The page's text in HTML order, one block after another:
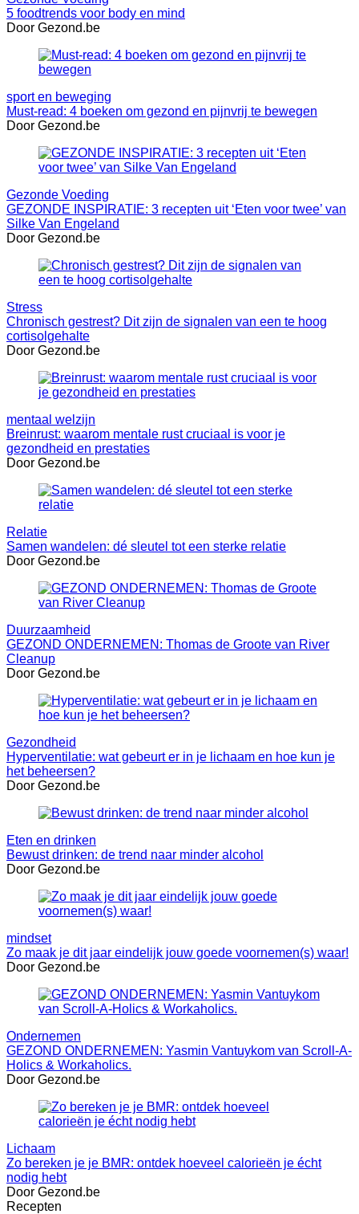
5 foodtrends voor body en mind
Door Gezond.be
sport en beweging
Must-read: 4 boeken om gezond en pijnvrij te bewegen
Door Gezond.be
Gezonde Voeding
GEZONDE INSPIRATIE: 3 recepten uit ‘Eten voor twee’ van
Silke Van Engeland
Door Gezond.be
Stress
Chronisch gestrest? Dit zijn de signalen van een te hoog
cortisolgehalte
Door Gezond.be
mentaal welzijn
Breinrust: waarom mentale rust cruciaal is voor je
gezondheid en prestaties
Door Gezond.be
Relatie
Samen wandelen: dé sleutel tot een sterke relatie
Door Gezond.be
Duurzaamheid
GEZOND ONDERNEMEN: Thomas de Groote van River
Cleanup
Door Gezond.be
Gezondheid
Hyperventilatie: wat gebeurt er in je lichaam en hoe kun je
het beheersen?
Door Gezond.be
Eten en drinken
Bewust drinken: de trend naar minder alcohol
Door Gezond.be
mindset
Zo maak je dit jaar eindelijk jouw goede voornemen(s) waar!
Door Gezond.be
Ondernemen
GEZOND ONDERNEMEN: Yasmin Vantuykom van Scroll-A-
Holics & Workaholics.
Door Gezond.be
Lichaam
Zo bereken je je BMR: ontdek hoeveel calorieën je écht
nodig hebt
Door Gezond.be
Recepten